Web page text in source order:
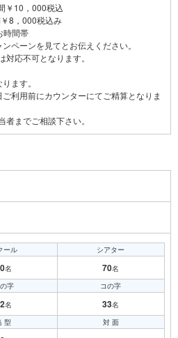
￥10，000税込
8，000税込み
時間帯
ペーンを見てとお伝えください。
対応不可となります。
ます。
利用前にカウンターにてご精算となりま
ール
名
シアター
70名
字
名
コの字
33名
型
対 面